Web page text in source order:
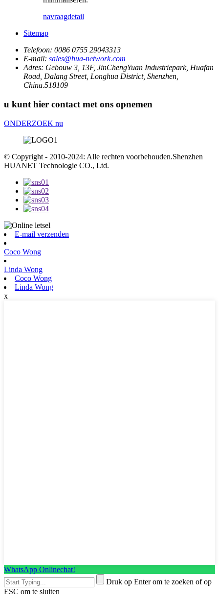
navraagdetail
Sitemap
Telefoon: 0086 0755 29043313
E-mail: sales@hua-network.com
Adres: Gebouw 3, 13F, JinChengYuan Industriepark, Huafan
Road, Dalang Street, Longhua District, Shenzhen,
China.518109
u kunt hier contact met ons opnemen
ONDERZOEK nu
© Copyright - 2010-2024: Alle rechten voorbehouden.Shenzhen
HUANET Technologie CO., Ltd.
E-mail verzenden
Coco Wong
Linda Wong
Coco Wong
Linda Wong
x
WhatsApp Onlinechat!
Druk op Enter om te zoeken of op
ESC om te sluiten